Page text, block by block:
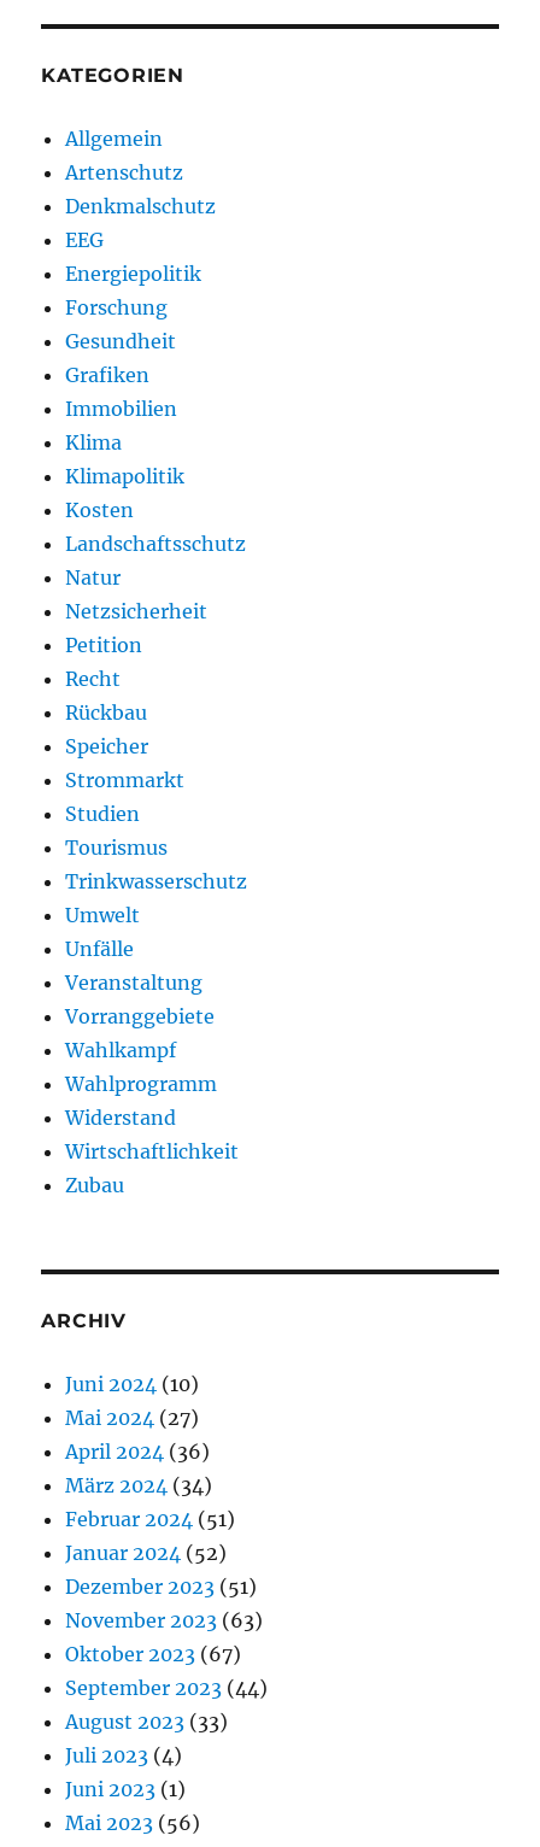
KATEGORIEN
Allgemein
Artenschutz
Denkmalschutz
EEG
Energiepolitik
Forschung
Gesundheit
Grafiken
Immobilien
Klima
Klimapolitik
Kosten
Landschaftsschutz
Natur
Netzsicherheit
Petition
Recht
Rückbau
Speicher
Strommarkt
Studien
Tourismus
Trinkwasserschutz
Umwelt
Unfälle
Veranstaltung
Vorranggebiete
Wahlkampf
Wahlprogramm
Widerstand
Wirtschaftlichkeit
Zubau
ARCHIV
Juni 2024 (10)
Mai 2024 (27)
April 2024 (36)
März 2024 (34)
Februar 2024 (51)
Januar 2024 (52)
Dezember 2023 (51)
November 2023 (63)
Oktober 2023 (67)
September 2023 (44)
August 2023 (33)
Juli 2023 (4)
Juni 2023 (1)
Mai 2023 (56)